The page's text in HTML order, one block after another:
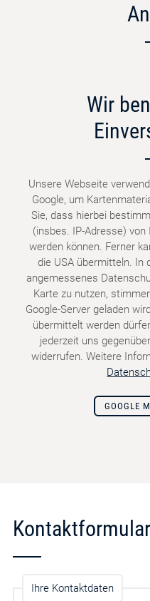
Wir
Unsere Webseite
Google, um
Sie, dass hierbei
(insbes. IP-Adresse)
werden können. Ferner
die USA übermitteln. In
angemessenes
Karte zu nutzen,
Google-Server geladen
übermittelt werden
jederzeit uns
widerrufen. Weitere
GOOGLE
Kontaktformular
Ihre Kontaktdaten